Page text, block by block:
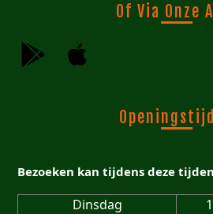
Of Via Onze
Bezoeken kan tijdens deze
Dinsdag